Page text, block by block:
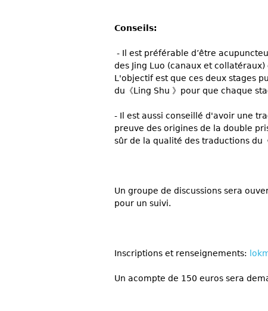
Conseils:
- Il est préférable d’être
des Jing Luo (canaux et
L'objectif est que ces deux stages
du《Ling Shu 》pour que chaque
- Il est aussi conseillé d'avoir une
preuve des origines de la double
sûr de la qualité des traductions du
Un groupe de discussions sera
pour un suivi.
Inscriptions et renseignements:
Un acompte de 150 euros sera